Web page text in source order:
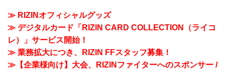
≫ RIZINオフィシャルグッズ
≫ デジタルカード「RIZIN CARD COLLECTION（ライコ
レ）」サービス開始！
≫ 業務拡大につき、RIZIN FFスタッフ募集！
≫【企業様向け】大会、RIZINファイターへのスポンサー /